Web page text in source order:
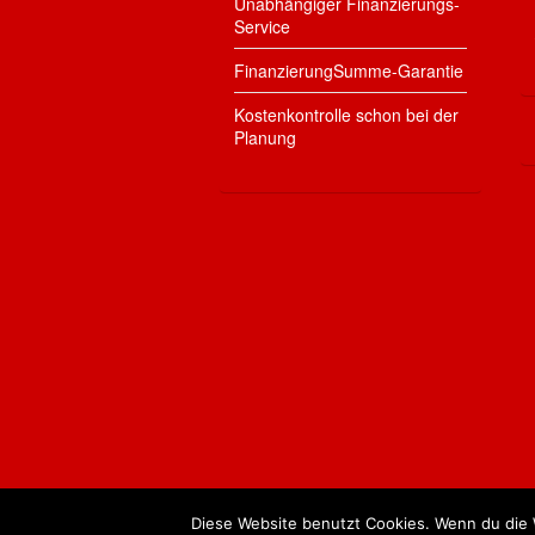
Service
FinanzierungSumme-Garantie
Kostenkontrolle schon bei der
Planung
Diese Website benutzt Cookies. Wenn du